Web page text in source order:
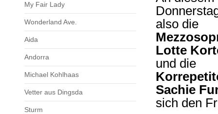
My Fair Lady
Wonderland Ave.
Aida
Andorra
Michael Kohlhaas
Vetter aus Dingsda
Sturm
also die
Lotte
und die
Sachie
sich den